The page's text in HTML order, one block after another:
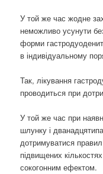
У той же час жодне
неможливо усунути
форми
в індивідуальному
Так, лікування
проводиться при
У той же час при
шлунку і
дотримуватися
підвищених
сокогонним ефектом.